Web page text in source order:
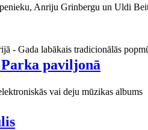
paviljonā
Anriju Grinbergu un Uldi
- Gada labākais tradicionālās
vai deju mūzikas albums